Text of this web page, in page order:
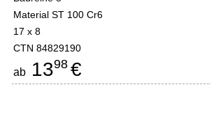
Material ST 100 Cr6
17 x 8
CTN 84829190
ab 1398 €